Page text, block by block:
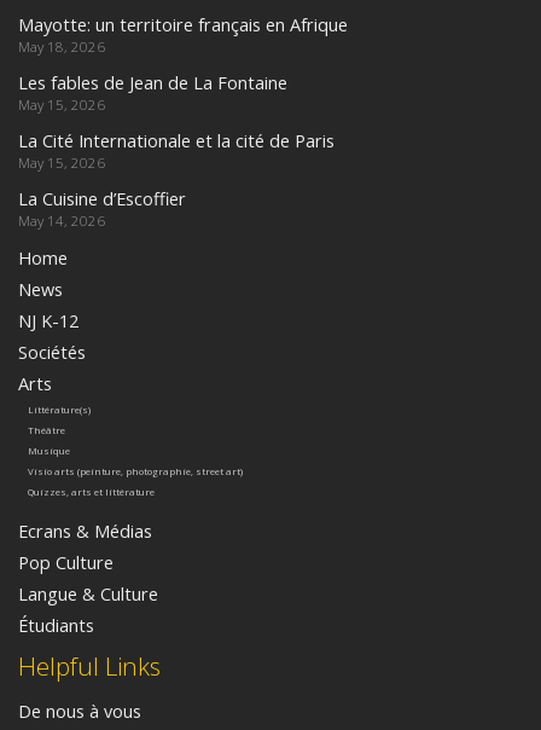
Helpful Links
De nous à vous
Mayotte: un territoire français en Afrique
May 18, 2026
Les fables de Jean de La Fontaine
May 15, 2026
La Cité Internationale et la cité de Paris
May 15, 2026
La Cuisine d’Escoffier
May 14, 2026
Home
News
NJ K-12
Sociétés
Arts
Littérature(s)
Théâtre
Musique
Visio arts (peinture, photographie, street art)
Quizzes, arts et littérature
Ecrans & Médias
Pop Culture
Langue & Culture
Étudiants